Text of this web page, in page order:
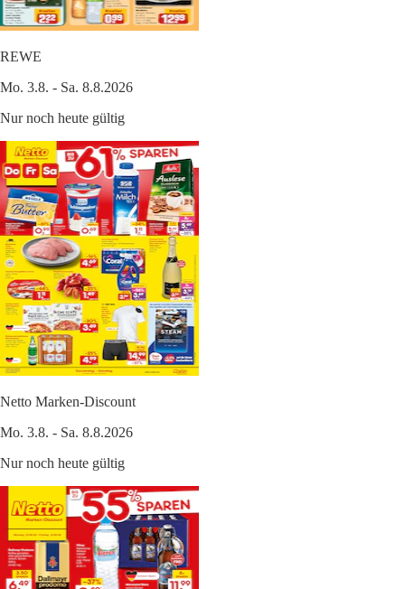
REWE
Mo. 3.8. - Sa. 8.8.2026
Nur noch heute gültig
Netto Marken-Discount
Mo. 3.8. - Sa. 8.8.2026
Nur noch heute gültig